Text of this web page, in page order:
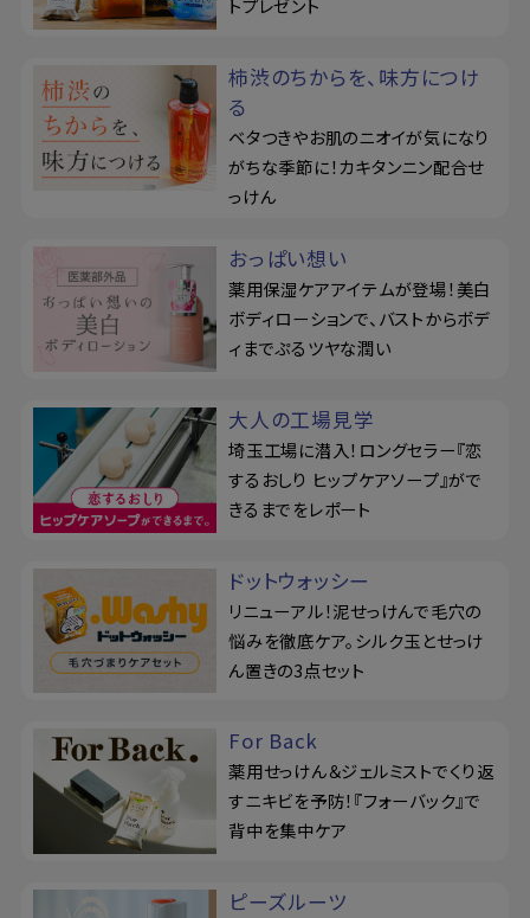
トプレゼント
柿渋のちからを、味方につけ
る
ベタつきやお肌のニオイが気になり
がちな季節に！カキタンニン配合せ
っけん
おっぱい想い
薬用保湿ケアアイテムが登場！美白
ボディローションで、バストからボデ
ィまでぷるツヤな潤い
大人の工場見学
埼玉工場に潜入！ロングセラー『恋
するおしり ヒップケアソープ』がで
きるまでをレポート
ドットウォッシー
リニューアル！泥せっけんで毛穴の
悩みを徹底ケア。シルク玉とせっけ
ん置きの3点セット
For Back
薬用せっけん＆ジェルミストでくり返
すニキビを予防！『フォーバック』で
背中を集中ケア
ピーズルーツ